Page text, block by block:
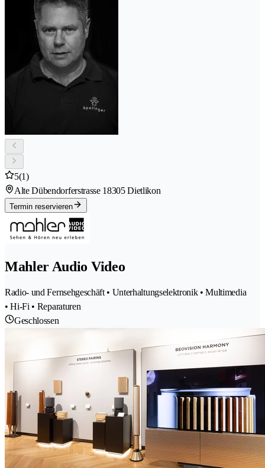
5(1)
Alte Dübendorferstrasse 18305 Dietlikon
Termin reservieren
Mahler Audio Video
Radio- und Fernsehgeschäft • Unterhaltungselektronik • Multimedia
• Hi-Fi • Reparaturen
Geschlossen